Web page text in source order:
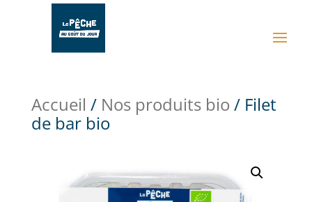
Accueil / Nos produits bio / Filet
de bar bio